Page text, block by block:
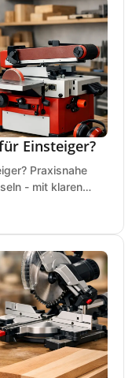
Einsteiger?
Praxisnahe
- mit klaren